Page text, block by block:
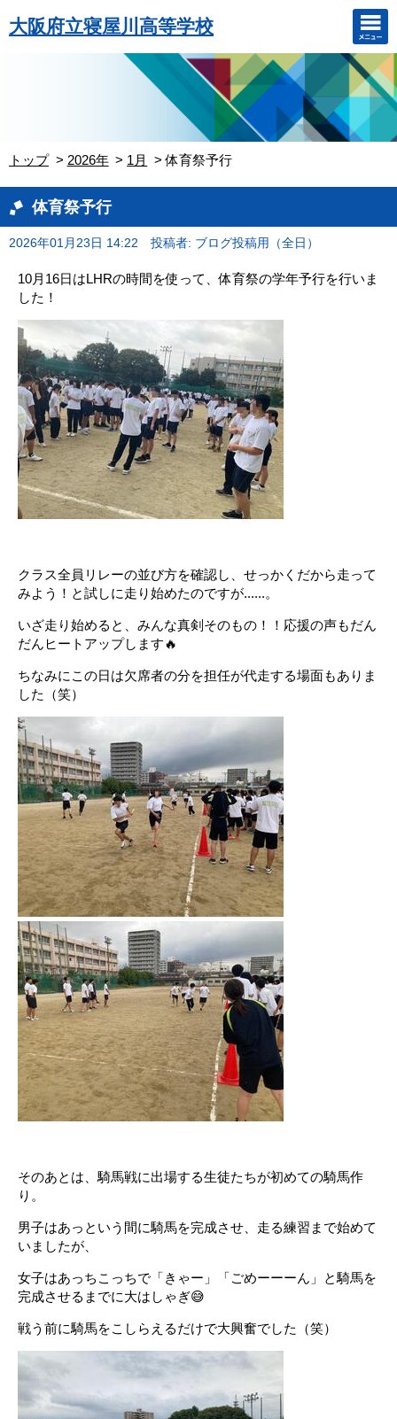
大阪府立寝屋川高等学校
トップ 2026年 1月 体育祭予行
体育祭予行
2026年01月23日 14:22 投稿者: ブログ投稿用（全日）
10月16日はLHRの時間を使って、体育祭の学年予行を行いま
した！
クラス全員リレーの並び方を確認し、せっかくだから走って
みよう！と試しに走り始めたのですが......。
いざ走り始めると、みんな真剣そのもの！！応援の声もだん
だんヒートアップします🔥
ちなみにこの日は欠席者の分を担任が代走する場面もありま
した（笑）
そのあとは、騎馬戦に出場する生徒たちが初めての騎馬作
り。
男子はあっという間に騎馬を完成させ、走る練習まで始めて
いましたが、
女子はあっちこっちで「きゃー」「ごめーーーん」と騎馬を
完成させるまでに大はしゃぎ😅
戦う前に騎馬をこしらえるだけで大興奮でした（笑）